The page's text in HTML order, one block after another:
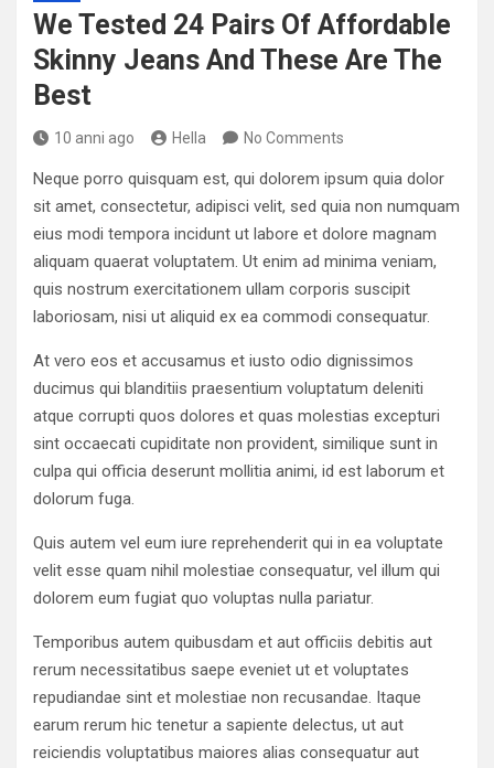
We Tested 24 Pairs Of Affordable
Skinny Jeans And These Are The
Best
10 anni ago Hella No Comments
Neque porro quisquam est, qui dolorem ipsum quia dolor
sit amet, consectetur, adipisci velit, sed quia non numquam
eius modi tempora incidunt ut labore et dolore magnam
aliquam quaerat voluptatem. Ut enim ad minima veniam,
quis nostrum exercitationem ullam corporis suscipit
laboriosam, nisi ut aliquid ex ea commodi consequatur.
At vero eos et accusamus et iusto odio dignissimos
ducimus qui blanditiis praesentium voluptatum deleniti
atque corrupti quos dolores et quas molestias excepturi
sint occaecati cupiditate non provident, similique sunt in
culpa qui officia deserunt mollitia animi, id est laborum et
dolorum fuga.
Quis autem vel eum iure reprehenderit qui in ea voluptate
velit esse quam nihil molestiae consequatur, vel illum qui
dolorem eum fugiat quo voluptas nulla pariatur.
Temporibus autem quibusdam et aut officiis debitis aut
rerum necessitatibus saepe eveniet ut et voluptates
repudiandae sint et molestiae non recusandae. Itaque
earum rerum hic tenetur a sapiente delectus, ut aut
reiciendis voluptatibus maiores alias consequatur aut